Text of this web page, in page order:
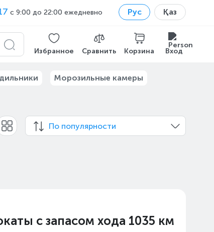
с 9:00 до 22:00 ежедневно Рус Қаз
Избранное Сравнить Корзина Вход
Морозильные камеры
По популярности
с запасом хода 1035 км